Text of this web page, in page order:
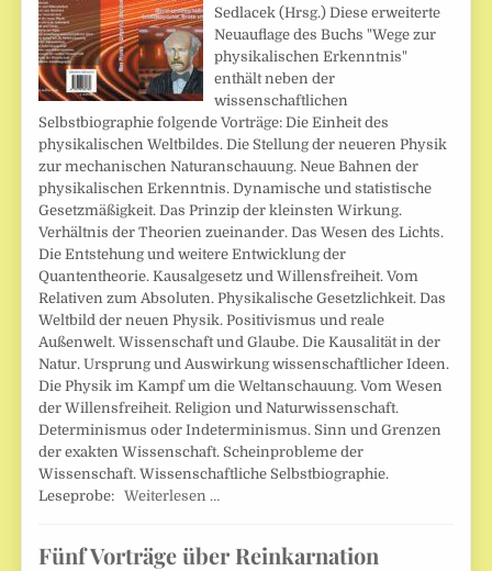
Sedlacek (Hrsg.) Diese erweiterte
Neuauflage des Buchs "Wege zur
physikalischen Erkenntnis"
enthält neben der
wissenschaftlichen
Selbstbiographie folgende Vorträge: Die Einheit des
physikalischen Weltbildes. Die Stellung der neueren Physik
zur mechanischen Naturanschauung. Neue Bahnen der
physikalischen Erkenntnis. Dynamische und statistische
Gesetzmäßigkeit. Das Prinzip der kleinsten Wirkung.
Verhältnis der Theorien zueinander. Das Wesen des Lichts.
Die Entstehung und weitere Entwicklung der
Quantentheorie. Kausalgesetz und Willensfreiheit. Vom
Relativen zum Absoluten. Physikalische Gesetzlichkeit. Das
Weltbild der neuen Physik. Positivismus und reale
Außenwelt. Wissenschaft und Glaube. Die Kausalität in der
Natur. Ursprung und Auswirkung wissenschaftlicher Ideen.
Die Physik im Kampf um die Weltanschauung. Vom Wesen
der Willensfreiheit. Religion und Naturwissenschaft.
Determinismus oder Indeterminismus. Sinn und Grenzen
der exakten Wissenschaft. Scheinprobleme der
Wissenschaft. Wissenschaftliche Selbstbiographie.
Leseprobe:Weiterlesen …
Fünf Vorträge über Reinkarnation